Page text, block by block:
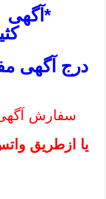
*آگهی
درج آگهی
سفارش آگهی